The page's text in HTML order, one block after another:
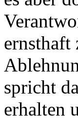
ernsthaft
spricht
erhalten